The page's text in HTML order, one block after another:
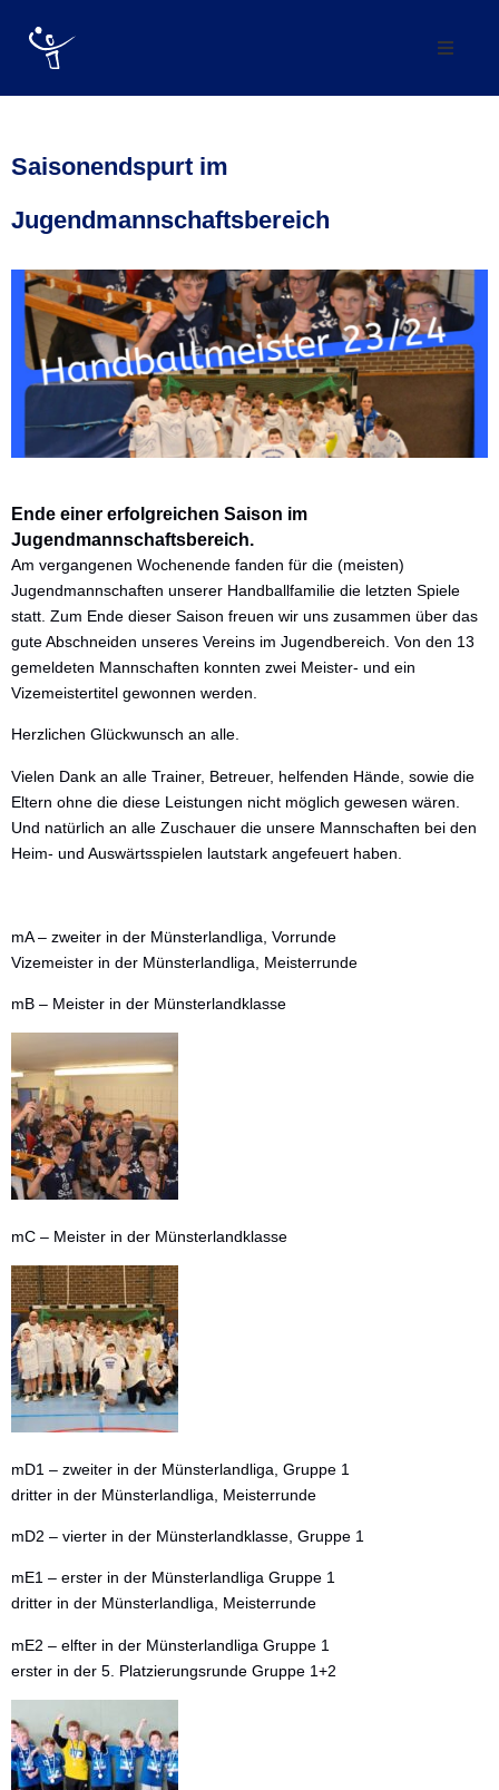
Verein
Mannschaften
Förderverein
Trainingszeiten
Kontakt
Vereinskollektion
Die nächsten Spiele
Saisonendspurt im
Jugendmannschaftsbereich
Ende einer erfolgreichen Saison im
Jugendmannschaftsbereich.
Am vergangenen Wochenende fanden für die (meisten)
Jugendmannschaften unserer Handballfamilie die letzten Spiele
statt. Zum Ende dieser Saison freuen wir uns zusammen über das
gute Abschneiden unseres Vereins im Jugendbereich. Von den 13
gemeldeten Mannschaften konnten zwei Meister- und ein
Vizemeistertitel gewonnen werden.
Herzlichen Glückwunsch an alle.
Vielen Dank an alle Trainer, Betreuer, helfenden Hände, sowie die
Eltern ohne die diese Leistungen nicht möglich gewesen wären.
Und natürlich an alle Zuschauer die unsere Mannschaften bei den
Heim- und Auswärtsspielen lautstark angefeuert haben.
mA – zweiter in der Münsterlandliga, Vorrunde
Vizemeister in der Münsterlandliga, Meisterrunde
mB – Meister in der Münsterlandklasse
mC – Meister in der Münsterlandklasse
mD1 – zweiter in der Münsterlandliga, Gruppe 1
dritter in der Münsterlandliga, Meisterrunde
mD2 – vierter in der Münsterlandklasse, Gruppe 1
mE1 – erster in der Münsterlandliga Gruppe 1
dritter in der Münsterlandliga, Meisterrunde
mE2 – elfter in der Münsterlandliga Gruppe 1
erster in der 5. Platzierungsrunde Gruppe 1+2